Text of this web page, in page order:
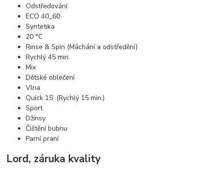
Odstřeďování
ECO 40_60
Syntetika
20 °C
Rinse & Spin (Máchání a odstředění)
Rychlý 45 min.
Mix
Dětské oblečení
Vlna
Quick 15‘ (Rychlý 15 min.)
Sport
Džínsy
Čištění bubnu
Parní praní
Lord, záruka kvality